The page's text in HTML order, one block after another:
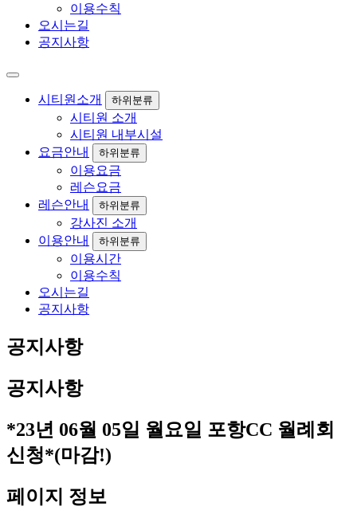
이용수칙
오시는길
공지사항
시티원소개 하위분류
시티원 소개
시티원 내부시설
요금안내
하위분류
이용요금
레슨요금
레슨안내
하위분류
강사진 소개
이용안내
하위분류
이용시간
이용수칙
오시는길
공지사항
공지사항
공지사항
*23년 06월 05일 월요일 포항CC 월례회
신청*(마감!)
페이지 정보